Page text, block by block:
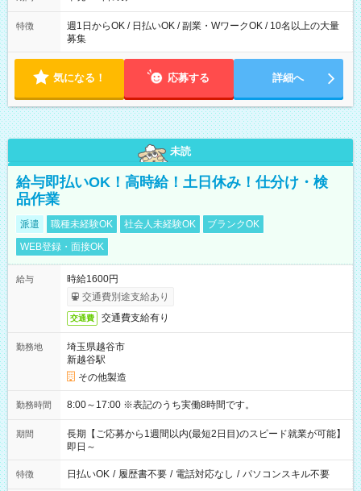
特徴
週1日からOK / 日払いOK / 副業・WワークOK / 10名以上の大量
募集
気になる！ 応募する 詳細へ
未読
給与即払いOK！高時給！土日休み！仕分け・検
品作業
派遣 職種未経験OK 社会人未経験OK
ブランクOK
WEB登録・面接OK
給与
時給1600円
交通費別途支給あり
交通費 交通費支給有り
勤務地
埼玉県越谷市
新越谷駅
その他製造
勤務時間 8:00～17:00 ※表記のうち実働8時間です。
期間
長期【ご応募から1週間以内(最短2日目)のスピード就業が可能】
即日～
特徴 日払いOK / 履歴書不要 / 電話対応なし / パソコンスキル不要